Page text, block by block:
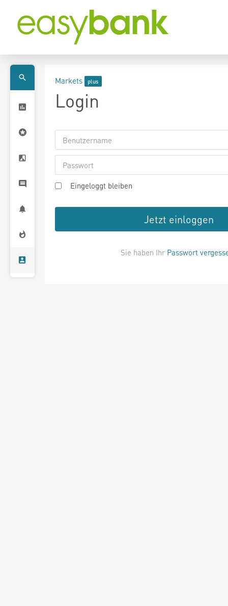
Markets
Login
Eingeloggt bleiben
Jetzt einloggen
Sie haben Ihr Passwort